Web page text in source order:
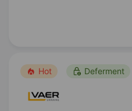
Hot Deferment